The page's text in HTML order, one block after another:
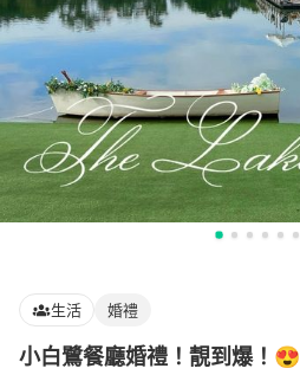
生活 婚禮
小白鷺餐廳婚禮！靚到爆！😍